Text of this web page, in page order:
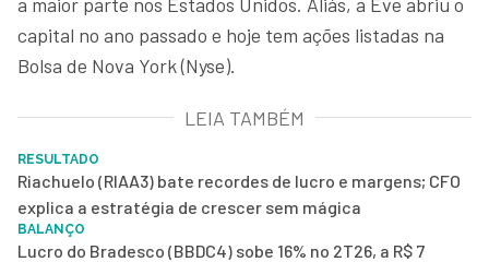
capital no ano passado e hoje tem ações listadas na
Bolsa de Nova York (Nyse).
LEIA TAMBÉM
RESULTADO
Riachuelo (RIAA3) bate recordes de lucro e margens; CFO
explica a estratégia de crescer sem mágica
BALANÇO
Lucro do Bradesco (BBDC4) sobe 16% no 2T26, a R$ 7